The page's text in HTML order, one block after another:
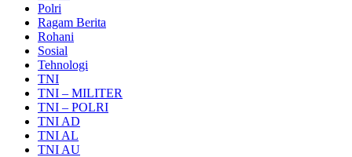
Polri
Ragam Berita
Rohani
Sosial
Tehnologi
TNI
TNI – MILITER
TNI – POLRI
TNI AD
TNI AL
TNI AU